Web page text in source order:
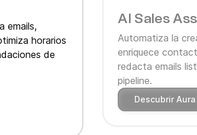
emails,
horarios
de
AI Sales
Automatiza la
enriquece
redacta emails
pipeline.
Descubrir Aura